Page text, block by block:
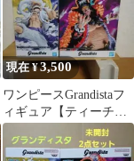
現在 ¥3,500
ワンピースGrandistaフ
ィギュア【ティーチ&
ルフィGEAR5 Ⅲ】セッ
ト